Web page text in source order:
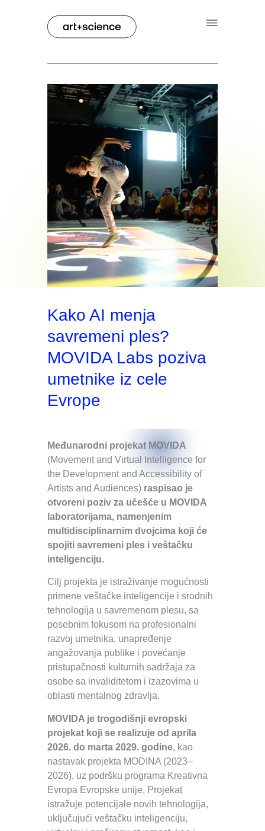
Kako AI menja
savremeni ples?
MOVIDA Labs poziva
umetnike iz cele
Evrope
Međunarodni projekat MOVIDA
(Movement and Virtual Intelligence for
the Development and Accessibility of
Artists and Audiences) raspisao je
otvoreni poziv za učešće u MOVIDA
laboratorijama, namenjenim
multidisciplinarnim dvojcima koji će
spojiti savremeni ples i veštačku
inteligenciju.
Cilj projekta je istraživanje mogućnosti
primene veštačke inteligencije i srodnih
tehnologija u savremenom plesu, sa
posebnim fokusom na profesionalni
razvoj umetnika, unapređenje
angažovanja publike i povećanje
pristupačnosti kulturnih sadržaja za
osobe sa invaliditetom i izazovima u
oblasti mentalnog zdravlja.
MOVIDA je trogodišnji evropski
projekat koji se realizuje od aprila
2026. do marta 2029. godine, kao
nastavak projekta MODINA (2023–
2026), uz podršku programa Kreativna
Evropa Evropske unije. Projekat
istražuje potencijale novih tehnologija,
uključujući veštačku inteligenciju,